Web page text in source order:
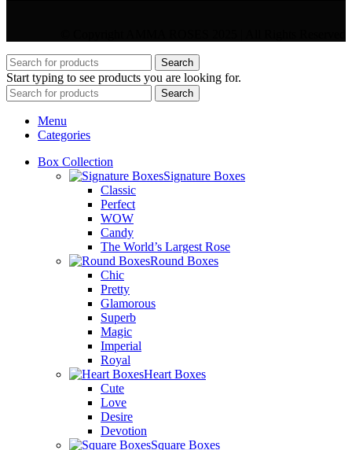
Search
Start typing to see products you are looking for.
Search
Menu
Categories
Box Collection
Signature Boxes
Classic
Perfect
WOW
Candy
The World’s Largest Rose
Round Boxes
Chic
Pretty
Glamorous
Superb
Magic
Imperial
Royal
Heart Boxes
Cute
Love
Desire
Devotion
Square Boxes